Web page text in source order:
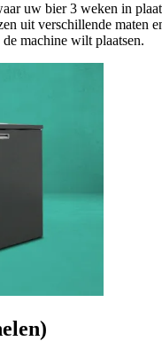
uw bier 3 weken in
uit verschillende maten
machine wilt plaatsen.